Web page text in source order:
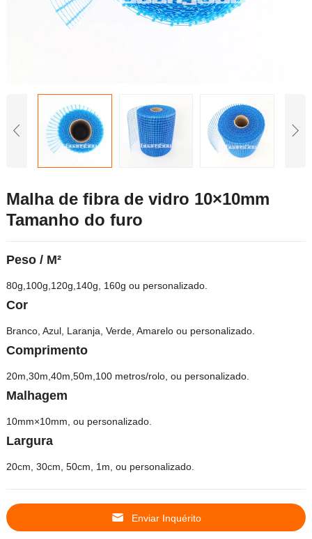
Malha de fibra de vidro 10×10mm
Tamanho do furo
Peso / M²
80g,100g,120g,140g, 160g ou personalizado.
Cor
Branco, Azul, Laranja, Verde, Amarelo ou personalizado.
Comprimento
20m,30m,40m,50m,100 metros/rolo, ou personalizado.
Malhagem
10mm×10mm, ou personalizado.
Largura
20cm, 30cm, 50cm, 1m, ou personalizado.
Enviar Inquérito